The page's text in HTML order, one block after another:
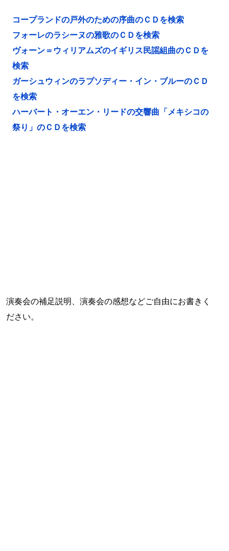
コープランドの戸外のための序曲のＣＤを検索
フォーレのラシーヌの雅歌のＣＤを検索
ヴォーン＝ウィリアムズのイギリス民謡組曲のＣＤを
検索
ガーシュウィンのラプソディー・イン・ブルーのＣＤ
を検索
ハーバート・オーエン・リードの交響曲「メキシコの
祭り」のＣＤを検索
演奏会の補足説明、演奏会の感想などご自由にお書きく
ださい。